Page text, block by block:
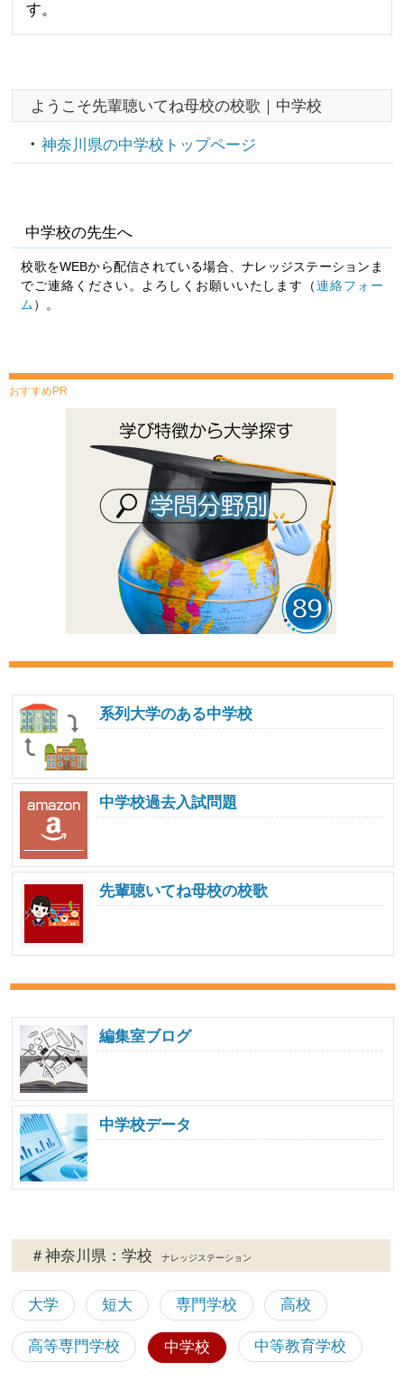
す。
ようこそ先輩聴いてね母校の校歌｜中学校
神奈川県の中学校トップページ
中学校の先生へ
校歌をWEBから配信されている場合、ナレッジステーションま
でご連絡ください。よろしくお願いいたします（連絡フォー
ム）。
おすすめPR
系列大学のある中学校
中学校過去入試問題
先輩聴いてね母校の校歌
編集室ブログ
中学校データ
＃神奈川県：学校 ナレッジステーション
大学 短大 専門学校 高校
高等専門学校 中学校 中等教育学校